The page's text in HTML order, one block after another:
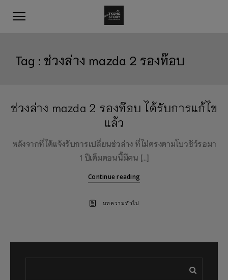
Tag : ช่วงล่าง mazda 2 รองท๊อบ
ช่วงล่าง mazda 2 รองท๊อบ ได้รับการแก้ไข
แล้ว
หลังจากที่ได้แจ้งรับการเปลี่ยนช่วล่าง ที่ไม่ตรงตามโบวชัว์รอมา
1 ปีเต็มตอนนี้มีคน […]
Continue reading
บทความทั่วไป